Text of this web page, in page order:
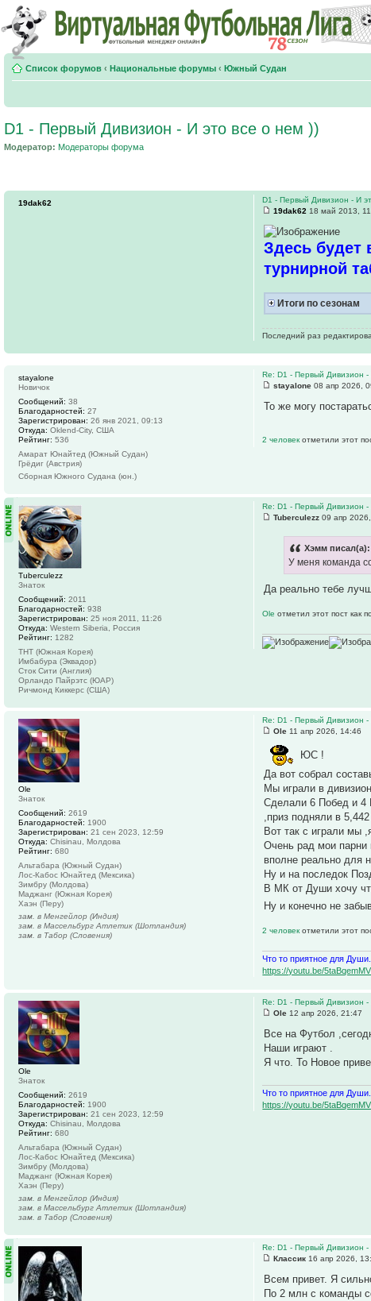
Список форумов ‹ Национальные форумы ‹ Южный Судан
D1 - Первый Дивизион - И это все о нем ))
Модератор: Модераторы форума
D1 - Первый Дивизион - И
19dak62 18 май 2013,
Здесь будет
турнирной
Итоги по сезонам
Последний раз
19dak62
Re: D1 - Первый Дивизион -
stayalone 08 апр 2026,
То же могу
2 человекотметили этот
stayalone
Новичок
Сообщений: 38
Благодарностей: 27
Зарегистрирован: 26 янв 2021, 09:13
Откуда: Oklend-City, США
Рейтинг: 536
Амарат Юнайтед (Южный Судан)
Грёдиг (Австрия)
Сборная Южного Судана (юн.)
Re: D1 - Первый Дивизион -
Tuberculezz 09 апр
Хэмм писал(а):
У меня команда
Да реально тебе
Oleотметил этот пост как
Tuberculezz
Знаток
Сообщений: 2011
Благодарностей: 938
Зарегистрирован: 25 ноя 2011, 11:26
Откуда: Western Siberia, Россия
Рейтинг: 1282
ТНТ (Южная Корея)
Имбабура (Эквадор)
Сток Сити (Англия)
Орландо Пайрэтс (ЮАР)
Ричмонд Киккерс (США)
Re: D1 - Первый Дивизион -
Ole 11 апр 2026, 14:46
ЮС !
Да вот собрал
Мы играли в
Сделали 6 Побед и 4
,приз подняли в 5,442
Вот так с играли мы
Очень рад мои парни
вполне реально для
Ну и на последок
В МК от Души хочу
Ну и конечно не
2 человекотметили этот
Что то приятное для Души.
https://youtu.be/
Ole
Знаток
Сообщений: 2619
Благодарностей: 1900
Зарегистрирован: 21 сен 2023, 12:59
Откуда: Chisinau, Молдова
Рейтинг: 680
Альтабара (Южный Судан)
Лос-Кабос Юнайтед (Мексика)
Зимбру (Молдова)
Маджанг (Южная Корея)
Хаэн (Перу)
зам. в Менгейлор (Индия)
зам. в Массельбург Атлетик (Шотландия)
зам. в Табор (Словения)
Re: D1 - Первый Дивизион -
Ole 12 апр 2026, 21:47
Все на Футбол
Наши играют .
Я что. То Новое
Что то приятное для Души.
https://youtu.be/
Ole
Знаток
Сообщений: 2619
Благодарностей: 1900
Зарегистрирован: 21 сен 2023, 12:59
Откуда: Chisinau, Молдова
Рейтинг: 680
Альтабара (Южный Судан)
Лос-Кабос Юнайтед (Мексика)
Зимбру (Молдова)
Маджанг (Южная Корея)
Хаэн (Перу)
зам. в Менгейлор (Индия)
зам. в Массельбург Атлетик (Шотландия)
зам. в Табор (Словения)
Re: D1 - Первый Дивизион -
Классик 16 апр 2026,
Всем привет. Я
По 2 млн с команды